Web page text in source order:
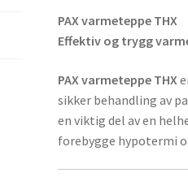
PAX varmeteppe THX
Effektiv og trygg
PAX varmeteppe THX
sikker behandling av
en viktig del av en
forebygge hypotermi